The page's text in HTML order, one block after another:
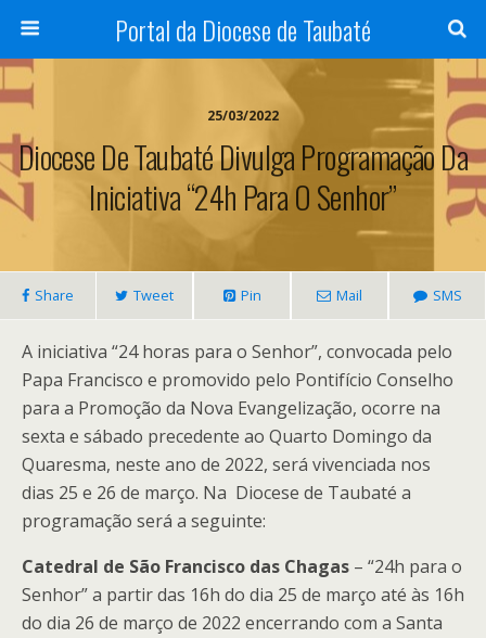
Portal da Diocese de Taubaté
25/03/2022
Diocese De Taubaté Divulga Programação Da
Iniciativa “24h Para O Senhor”
Share Tweet Pin Mail SMS
A iniciativa “24 horas para o Senhor”, convocada pelo
Papa Francisco e promovido pelo Pontifício Conselho
para a Promoção da Nova Evangelização, ocorre na
sexta e sábado precedente ao Quarto Domingo da
Quaresma, neste ano de 2022, será vivenciada nos
dias 25 e 26 de março. Na Diocese de Taubaté a
programação será a seguinte:
Catedral de São Francisco das Chagas – “24h para o
Senhor” a partir das 16h do dia 25 de março até às 16h
do dia 26 de março de 2022 encerrando com a Santa